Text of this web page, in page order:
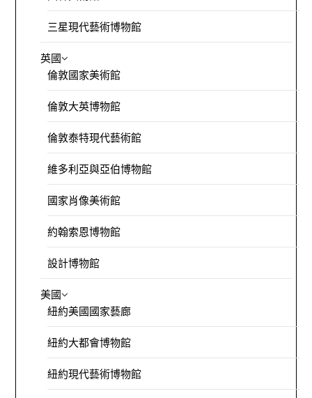
三星現代藝術博物館
英國
倫敦國家美術館
倫敦大英博物館
倫敦泰特現代藝術館
維多利亞與亞伯博物館
國家肖像美術館
約翰索恩博物館
設計博物館
美國
紐約美國國家藝廊
紐約大都會博物館
紐約現代藝術博物館